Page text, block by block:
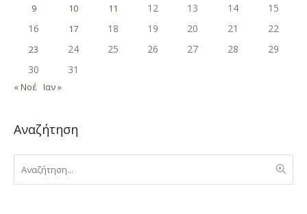
9 10 11 12 13 14
15
16
17 18 19 20 21 22
23 24 25 26 27 28
29
30
31
« Νοέ Ιαν »
Αναζήτηση